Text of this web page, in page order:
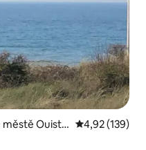
městě Ouistr
Průměrné
4,92 (139)